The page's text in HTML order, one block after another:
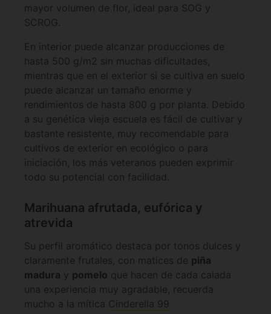
mayor volumen de flor, ideal para SOG y
SCROG.
En interior puede alcanzar producciones de
hasta 500 g/m2 sin muchas dificultades,
mientras que en el exterior si se cultiva en suelo
puede alcanzar un tamaño enorme y
rendimientos de hasta 800 g por planta. Debido
a su genética vieja escuela es fácil de cultivar y
bastante resistente, muy recomendable para
cultivos de exterior en ecológico o para
iniciación, los más veteranos pueden exprimir
todo su potencial con facilidad.
Marihuana afrutada, eufórica y
atrevida
Su perfil aromático destaca por tonos dulces y
claramente frutales, con matices de piña
madura y pomelo que hacen de cada calada
una experiencia muy agradable, recuerda
mucho a la mítica Cinderella 99